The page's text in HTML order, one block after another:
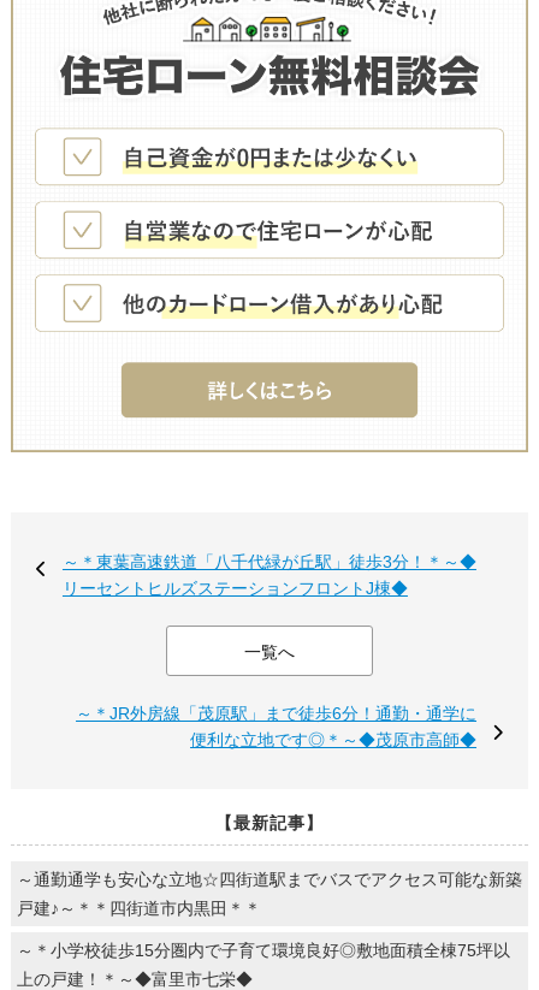
～＊東葉高速鉄道「八千代緑が丘駅」徒歩3分！＊～◆
リーセントヒルズステーションフロントJ棟◆
一覧へ
～＊JR外房線「茂原駅」まで徒歩6分！通勤・通学に
便利な立地です◎＊～◆茂原市高師◆
【最新記事】
～通勤通学も安心な立地☆四街道駅までバスでアクセス可能な新築
戸建♪～＊＊四街道市内黒田＊＊
～＊小学校徒歩15分圏内で子育て環境良好◎敷地面積全棟75坪以
上の戸建！＊～◆富里市七栄◆